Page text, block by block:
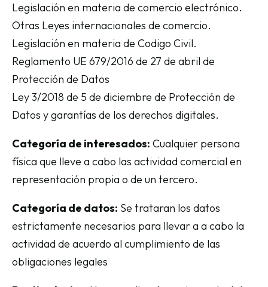
Legislación en materia de comercio electrónico.
Otras Leyes internacionales de comercio.
Legislación en materia de Codigo Civil.
Reglamento UE 679/2016 de 27 de abril de
Protección de Datos
Ley 3/2018 de 5 de diciembre de Protección de
Datos y garantías de los derechos digitales.
Categoría de interesados: Cualquier persona
física que lleve a cabo las actividad comercial en
representación propia o de un tercero.
Categoría de datos: Se trataran los datos
estrictamente necesarios para llevar a a cabo la
actividad de acuerdo al cumplimiento de las
obligaciones legales